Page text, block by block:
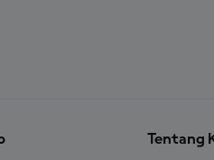
Tentang